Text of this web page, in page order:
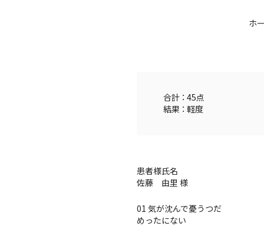
ホ
合計 ： 45点
結果 ： 軽度
患者様氏名
佐藤 由里 様
01 気が沈んで憂うつだ
めったにない